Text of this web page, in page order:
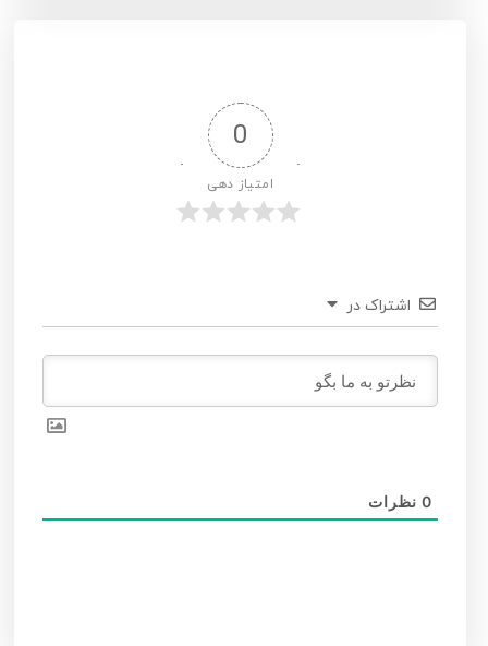
0
امتیاز دهی
اشتراک در
0 نظرات